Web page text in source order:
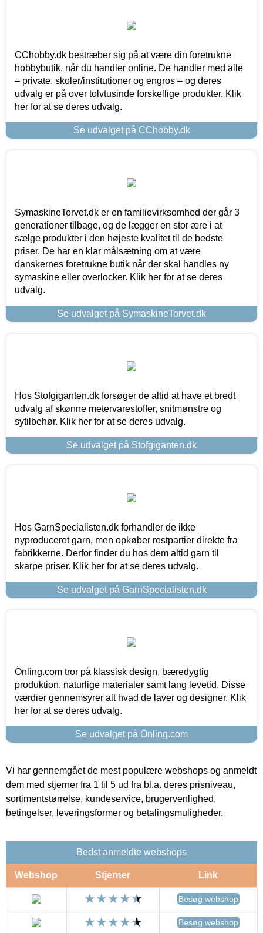
CChobby.dk bestræber sig på at være din foretrukne
hobbybutik, når du handler online. De handler med alle
– private, skoler/institutioner og engros – og deres
udvalg er på over tolvtusinde forskellige produkter. Klik
her for at se deres udvalg.
Se udvalget på CChobby.dk
SymaskineTorvet.dk er en familievirksomhed der går 3
generationer tilbage, og de lægger en stor ære i at
sælge produkter i den højeste kvalitet til de bedste
priser. De har en klar målsætning om at være
danskernes foretrukne butik når der skal handles ny
symaskine eller overlocker. Klik her for at se deres
udvalg.
Se udvalget på SymaskineTorvet.dk
Hos Stofgiganten.dk forsøger de altid at have et bredt
udvalg af skønne metervarestoffer, snitmønstre og
sytilbehør. Klik her for at se deres udvalg.
Se udvalget på Stofgiganten.dk
Hos GarnSpecialisten.dk forhandler de ikke
nyproduceret garn, men opkøber restpartier direkte fra
fabrikkerne. Derfor finder du hos dem altid garn til
skarpe priser. Klik her for at se deres udvalg.
Se udvalget på GarnSpecialisten.dk
Önling.com tror på klassisk design, bæredygtig
produktion, naturlige materialer samt lang levetid. Disse
værdier gennemsyrer alt hvad de laver og designer. Klik
her for at se deres udvalg.
Se udvalget på Önling.com
Vi har gennemgået de mest populære webshops og anmeldt
dem med stjerner fra 1 til 5 ud fra bl.a. deres prisniveau,
sortimentstørrelse, kundeservice, brugervenlighed,
betingelser, leveringsformer og betalingsmuligheder.
Bedst anmeldte webshops
Webshop Stjerner Link
Besøg webshop
Besøg webshop